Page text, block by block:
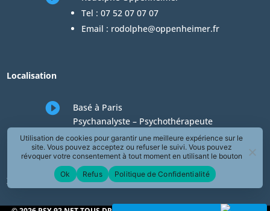
Tel : 07 52 07 07 07
Email : rodolphe@oppenheimer.fr
Localisation

Basé à Paris
Psychanalyste – Psychothérapeute
Consultations en téléconsultation de
psychologie
Zones desservies en téléconsultation de psychologie
Utilisation de cookies pour garantir une meilleure expérience sur le
site. Vous pouvez acceptez ou refuser le suivi. Vous pouvez
révoquer votre consentement à tout moment en utilisant le bouton
« Révoquer le consentement » présent dans la page de Politique de
Confidentialité.
Ok Refus Politique de Confidentialité